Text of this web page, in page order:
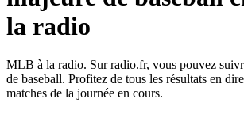
la radio
MLB à la radio. Sur radio.fr, vous pouvez
de baseball. Profitez de tous les résultats en
matches de la journée en cours.